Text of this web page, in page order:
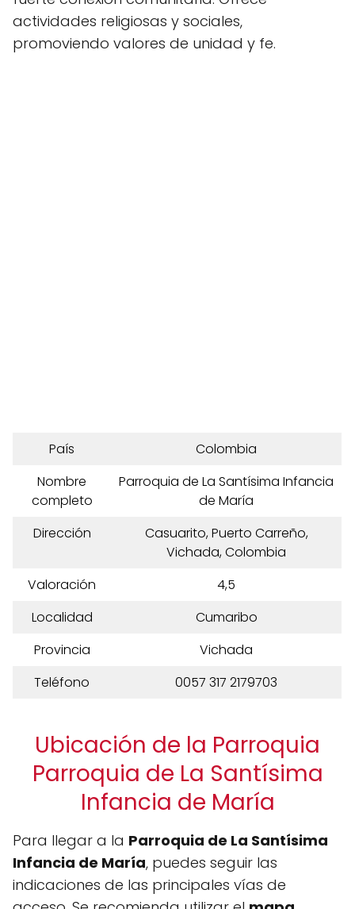
actividades religiosas y sociales,
promoviendo valores de unidad y fe.
País
Colombia
Nombre
completo
Parroquia de La Santísima Infancia
de María
Dirección
Casuarito, Puerto Carreño,
Vichada, Colombia
Valoración
4,5
Localidad
Cumaribo
Provincia
Vichada
Teléfono
0057 317 2179703
Ubicación de la Parroquia
Parroquia de La Santísima
Infancia de María
Para llegar a la Parroquia de La Santísima
Infancia de María, puedes seguir las
indicaciones de las principales vías de